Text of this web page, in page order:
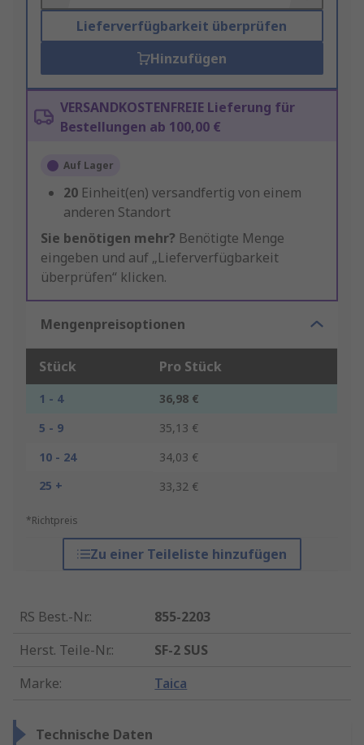
Lieferverfügbarkeit überprüfen
Hinzufügen
VERSANDKOSTENFREIE Lieferung für
Bestellungen ab 100,00 €
Auf Lager
20 Einheit(en) versandfertig von einem
anderen Standort
Sie benötigen mehr? Benötigte Menge
eingeben und auf „Lieferverfügbarkeit
überprüfen“ klicken.
Mengenpreisoptionen
Stück Pro Stück
1 - 4
36,98 €
5 - 9
35,13 €
10 - 24
34,03 €
25 +
33,32 €
*Richtpreis
Zu einer Teileliste hinzufügen
RS Best.-Nr.:
855-2203
Herst. Teile-Nr.:
SF-2 SUS
Marke: Taica
Technische Daten